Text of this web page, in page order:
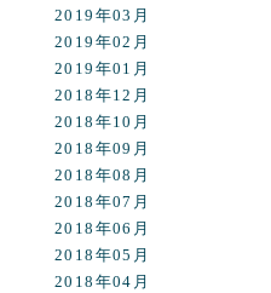
2019年03月
2019年02月
2019年01月
2018年12月
2018年10月
2018年09月
2018年08月
2018年07月
2018年06月
2018年05月
2018年04月